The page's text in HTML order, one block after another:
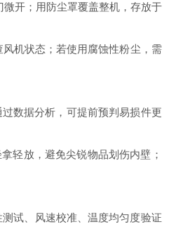
开；用防尘罩覆盖整机，存放于
机状态；若使用腐蚀性粉尘，需
数据分析，可提前预判易损件更
轻放，避免尖锐物品划伤内壁；
试、风速校准、温度均匀度验证